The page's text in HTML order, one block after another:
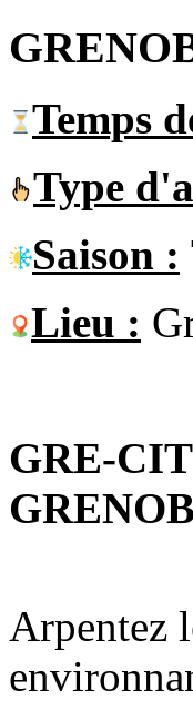
Temps
Type
Saison :
Lieu :
GRE-
Arpentez